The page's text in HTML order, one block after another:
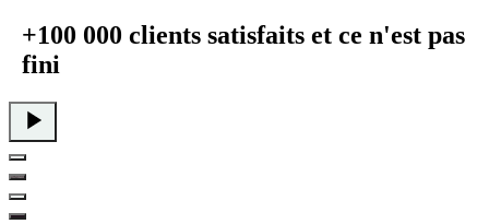
+100 000 clients satisfaits et ce n'est pas
fini